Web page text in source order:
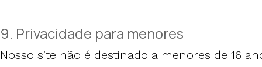
9. Privacidade para menores
Nosso site não é destinado a menores de 16